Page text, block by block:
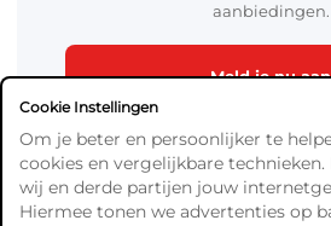
aanbiedingen.
Meld je nu aan
Cookie Instellingen
Om je beter en persoonlijker te
cookies en vergelijkbare
wij en derde partijen jouw
Hiermee tonen we advertenties op